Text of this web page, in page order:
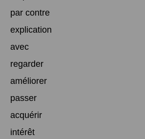
par contre
explication
avec
regarder
améliorer
passer
acquérir
intérêt